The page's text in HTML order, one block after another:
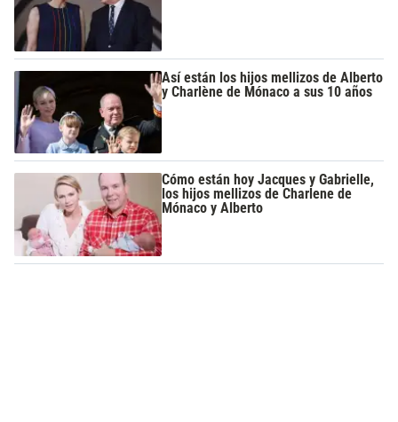
Así están los hijos mellizos de Alberto
y Charlène de Mónaco a sus 10 años
Cómo están hoy Jacques y Gabrielle,
los hijos mellizos de Charlene de
Mónaco y Alberto